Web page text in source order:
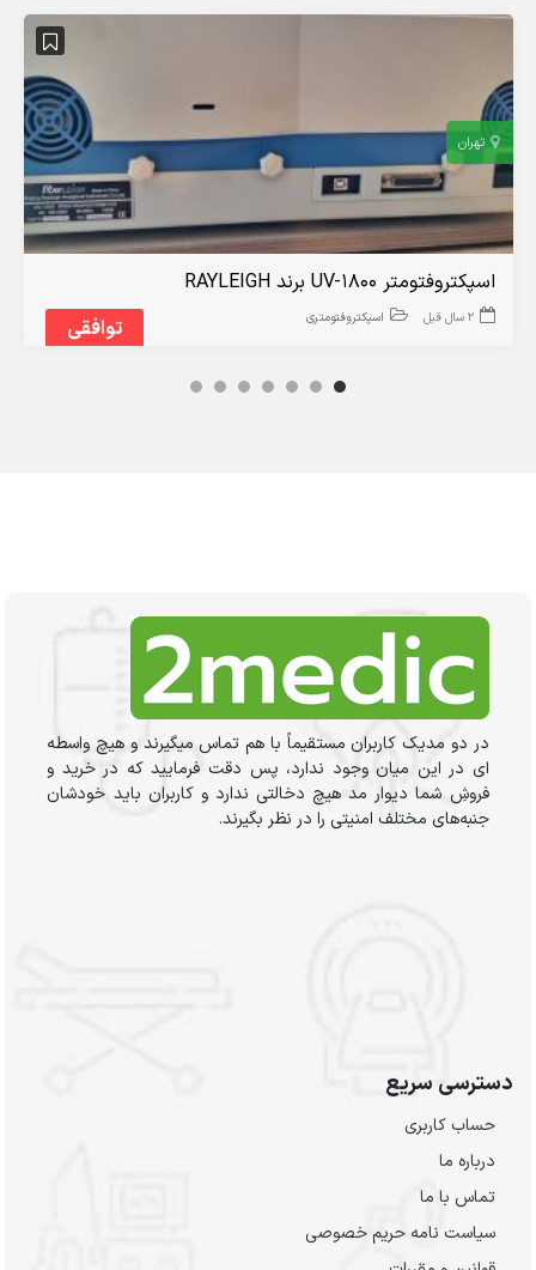
تهران
توافقی
اسپکتروفتومتر UV-1800 برند RAYLEIGH
2 سال قبل اسپکتروفتومتری
در دو مدیک کاربران مستقیماً با هم تماس میگیرند و هیچ واسطه
ای در این میان وجود ندارد، پس دقت فرمایید که در خرید و
فروشِ شما دیوار مد هیچ دخالتی ندارد و کاربران باید خودشان
جنبه‌های مختلف امنیتی را در نظر بگیرند.
دسترسی سریع
حساب کاربری
درباره ما
تماس با ما
سیاست نامه حریم خصوصی